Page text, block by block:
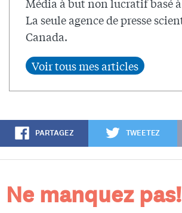
Média à but non lucratif basé
La seule agence de presse
Canada.
PARTAGEZ TWEETEZ
Ne manquez pas!